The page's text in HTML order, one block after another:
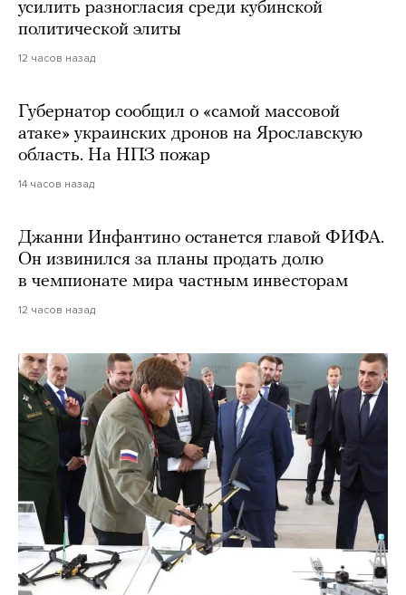
усилить разногласия среди кубинской
политической элиты
12 часов назад
Губернатор сообщил о «самой массовой
атаке» украинских дронов на Ярославскую
область. На НПЗ пожар
14 часов назад
Джанни Инфантино останется главой ФИФА.
Он извинился за планы продать долю
в чемпионате мира частным инвесторам
12 часов назад